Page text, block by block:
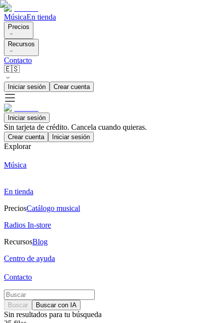
MúsicaEn tienda
Precios
Recursos
Contacto
🇪🇸
Iniciar sesión Crear cuenta
Iniciar sesión
Sin tarjeta de crédito. Cancela cuando quieras.
Crear cuenta Iniciar sesión
Explorar
Música
En tienda
PreciosCatálogo musical
Radios In-store
RecursosBlog
Centro de ayuda
Contacto
Buscar Buscar con IA
Sin resultados para tu búsqueda